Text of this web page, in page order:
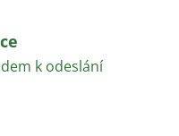
k odeslání